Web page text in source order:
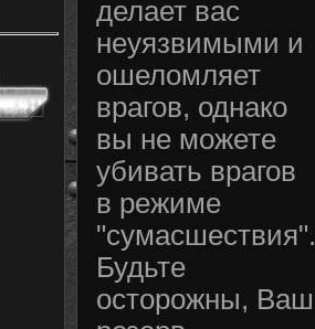
делает вас
неуязвимыми и
ошеломляет
врагов, однако
вы не можете
убивать врагов
в режиме
"сумасшествия".
Будьте
осторожны, Ваш